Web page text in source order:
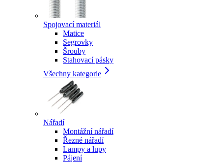
Spojovací materiál
Matice
Segrovky
Šrouby
Stahovací pásky
Všechny kategorie
Nářadí
Montážní nářadí
Řezné nářadí
Lampy a lupy
Pájení